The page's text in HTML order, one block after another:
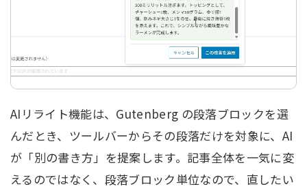
AIリライト機能は、Gutenberg の段落ブロックを選
んだとき、ツールバーからその段落だけを対象に、AI
が「別の書き方」を提案します。記事全体を一気に変
えるのではなく、段落ブロック単位なので、直したい